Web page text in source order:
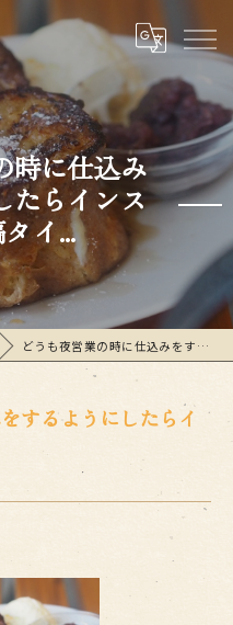
時に仕込み
たらインス
イ...
どうも夜営業の時に仕込みをするようにしたらインスタの投稿タイ...
するようにしたらイ